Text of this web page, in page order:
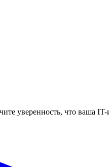
уверенность, что ваша